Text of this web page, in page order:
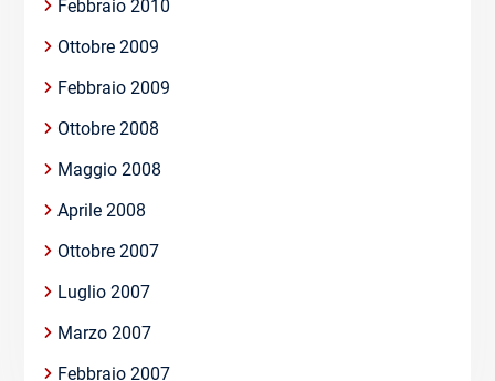
Febbraio 2010
Ottobre 2009
Febbraio 2009
Ottobre 2008
Maggio 2008
Aprile 2008
Ottobre 2007
Luglio 2007
Marzo 2007
Febbraio 2007